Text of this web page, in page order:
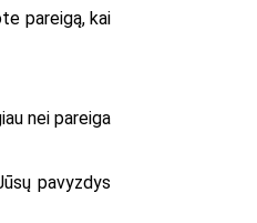
pareigą, kai
nei pareiga
pavyzdys